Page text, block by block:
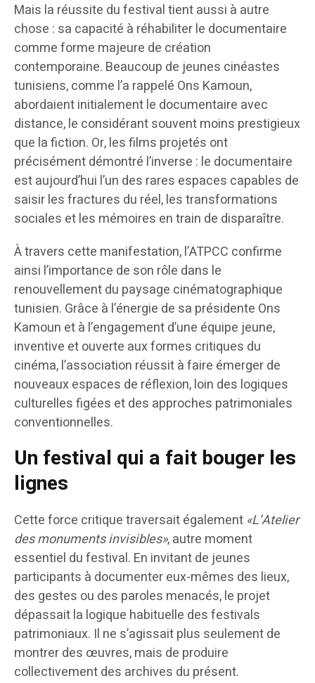
Mais la réussite du festival tient aussi à autre
chose : sa capacité à réhabiliter le documentaire
comme forme majeure de création
contemporaine. Beaucoup de jeunes cinéastes
tunisiens, comme l’a rappelé Ons Kamoun,
abordaient initialement le documentaire avec
distance, le considérant souvent moins prestigieux
que la fiction. Or, les films projetés ont
précisément démontré l’inverse : le documentaire
est aujourd’hui l’un des rares espaces capables de
saisir les fractures du réel, les transformations
sociales et les mémoires en train de disparaître.
À travers cette manifestation, l’ATPCC confirme
ainsi l’importance de son rôle dans le
renouvellement du paysage cinématographique
tunisien. Grâce à l’énergie de sa présidente Ons
Kamoun et à l’engagement d’une équipe jeune,
inventive et ouverte aux formes critiques du
cinéma, l’association réussit à faire émerger de
nouveaux espaces de réflexion, loin des logiques
culturelles figées et des approches patrimoniales
conventionnelles.
Un festival qui a fait bouger les
lignes
Cette force critique traversait également «L’Atelier
des monuments invisibles», autre moment
essentiel du festival. En invitant de jeunes
participants à documenter eux-mêmes des lieux,
des gestes ou des paroles menacés, le projet
dépassait la logique habituelle des festivals
patrimoniaux. Il ne s’agissait plus seulement de
montrer des œuvres, mais de produire
collectivement des archives du présent.